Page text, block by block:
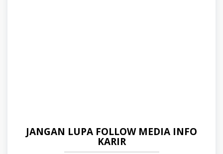
JANGAN LUPA FOLLOW MEDIA INFO
KARIR